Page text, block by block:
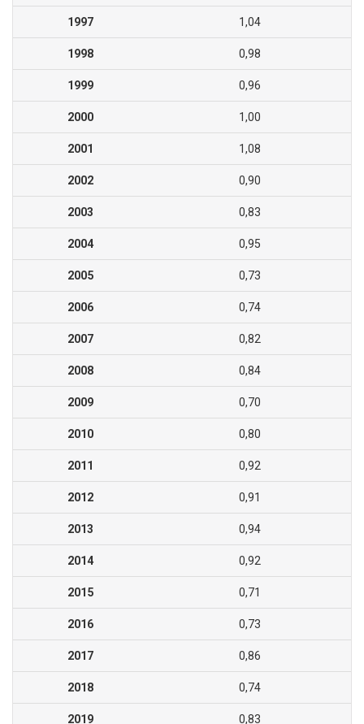
1997 1,04
1998 0,98
1999 0,96
2000 1,00
2001 1,08
2002 0,90
2003 0,83
2004 0,95
2005 0,73
2006 0,74
2007 0,82
2008 0,84
2009 0,70
2010 0,80
2011 0,92
2012 0,91
2013 0,94
2014 0,92
2015 0,71
2016 0,73
2017 0,86
2018 0,74
2019 0,83